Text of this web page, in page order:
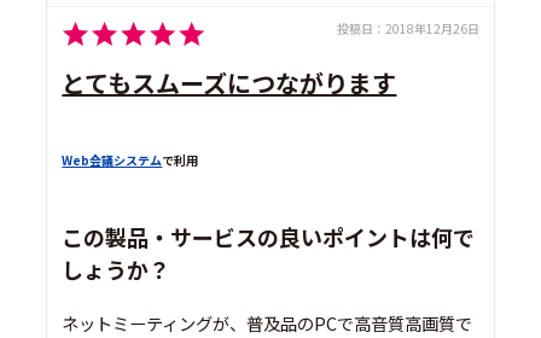
投稿日： 2018年12月26日
とてもスムーズにつながります
Web会議システムで利用
この製品・サービスの良いポイントは何で
しょうか？
ネットミーティングが、普及品のPCで高音質高画質で